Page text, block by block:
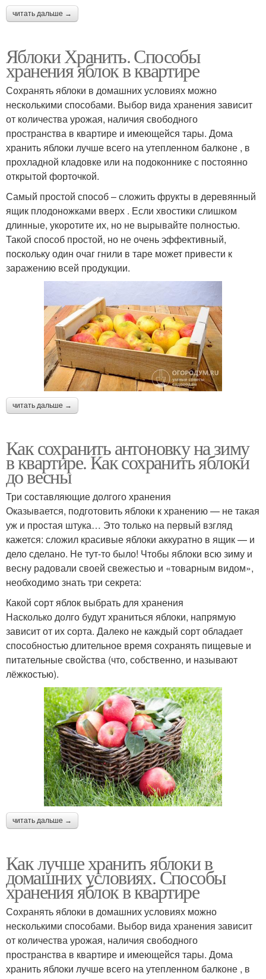
читать дальше →
Яблоки Хранить. Способы
хранения яблок в квартире
Сохранять яблоки в домашних условиях можно
несколькими способами. Выбор вида хранения зависит
от количества урожая, наличия свободного
пространства в квартире и имеющейся тары. Дома
хранить яблоки лучше всего на утепленном балконе , в
прохладной кладовке или на подоконнике с постоянно
открытой форточкой.
Самый простой способ – сложить фрукты в деревянный
ящик плодоножками вверх . Если хвостики слишком
длинные, укоротите их, но не вырывайте полностью.
Такой способ простой, но не очень эффективный,
поскольку один очаг гнили в таре может привести к
заражению всей продукции.
читать дальше →
Как сохранить антоновку на зиму
в квартире. Как сохранить яблоки
до весны
Три составляющие долгого хранения
Оказывается, подготовить яблоки к хранению — не такая
уж и простая штука… Это только на первый взгляд
кажется: сложил красивые яблоки аккуратно в ящик — и
дело сделано. Не тут-то было! Чтобы яблоки всю зиму и
весну радовали своей свежестью и «товарным видом»,
необходимо знать три секрета:
Какой сорт яблок выбрать для хранения
Насколько долго будут храниться яблоки, напрямую
зависит от их сорта. Далеко не каждый сорт обладает
способностью длительное время сохранять пищевые и
питательные свойства (что, собственно, и называют
лёжкостью).
читать дальше →
Как лучше хранить яблоки в
домашних условиях. Способы
хранения яблок в квартире
Сохранять яблоки в домашних условиях можно
несколькими способами. Выбор вида хранения зависит
от количества урожая, наличия свободного
пространства в квартире и имеющейся тары. Дома
хранить яблоки лучше всего на утепленном балконе , в